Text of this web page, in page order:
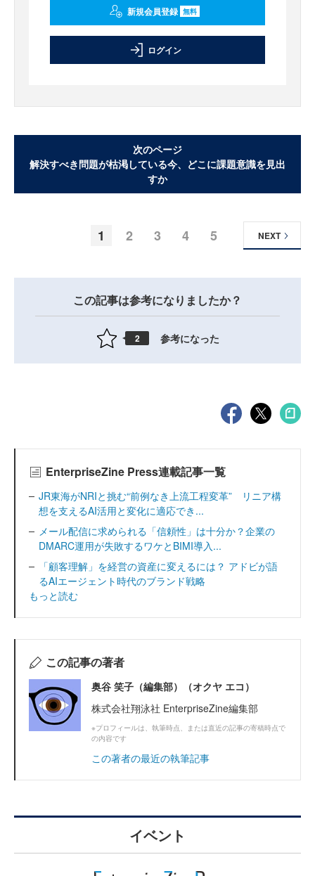
新規会員登録 無料
ログイン
次のページ
解決すべき問題が枯渇している今、どこに課題意識を見出
すか
1 2 3 4 5 NEXT
この記事は参考になりましたか？
2 参考になった
EnterpriseZine Press連載記事一覧
JR東海がNRIと挑む“前例なき上流工程変革” リニア構
想を支えるAI活用と変化に適応でき...
メール配信に求められる「信頼性」は十分か？企業の
DMARC運用が失敗するワケとBIMI導入...
「顧客理解」を経営の資産に変えるには？ アドビが語
るAIエージェント時代のブランド戦略
もっと読む
この記事の著者
奥谷 笑子（編集部）（オクヤ エコ）
株式会社翔泳社 EnterpriseZine編集部
※プロフィールは、執筆時点、または直近の記事の寄稿時点で
の内容です
この著者の最近の執筆記事
イベント